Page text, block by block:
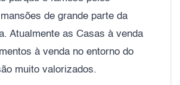
de grande parte da
Atualmente as Casas à venda
à venda no entorno do
muito valorizados.